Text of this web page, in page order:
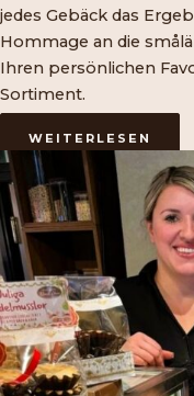
jedes Gebäck das
Hommage an die
Ihren persönlichen
Sortiment.
WEITERLESEN